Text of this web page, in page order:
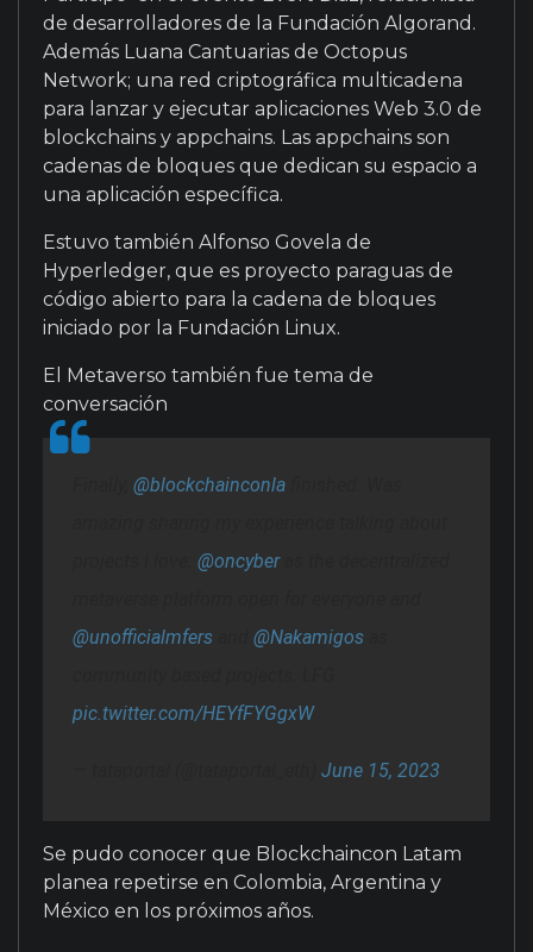
de desarrolladores de la Fundación Algorand.
Además Luana Cantuarias de Octopus
Network; una red criptográfica multicadena
para lanzar y ejecutar aplicaciones Web 3.0 de
blockchains y appchains. Las appchains son
cadenas de bloques que dedican su espacio a
una aplicación específica.
Estuvo también Alfonso Govela de
Hyperledger, que es proyecto paraguas de
código abierto para la cadena de bloques
iniciado por la Fundación Linux.
El Metaverso también fue tema de
conversación
@blockchainconla
@oncyberas the decentralized
@unofficialmfers
@Nakamigos
pic.twitter.com/HEYfFYGgxW
June 15, 2023
Se pudo conocer que Blockchaincon Latam
planea repetirse en Colombia, Argentina y
México en los próximos años.